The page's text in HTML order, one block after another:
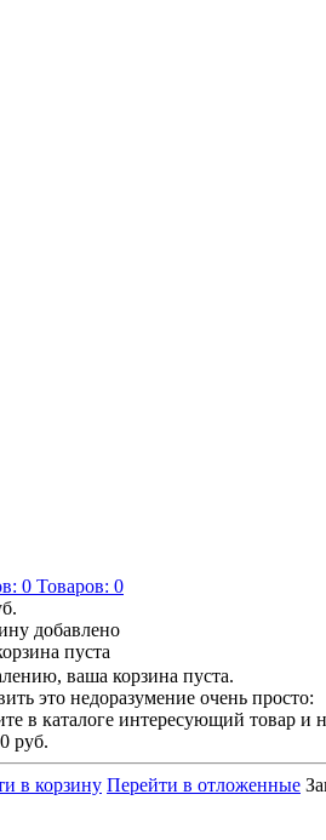
0 Товаров: 0
добавлено
пуста
ваша корзина пуста.
это недоразумение очень просто:
в каталоге интересующий товар и
0 руб.
в корзину Перейти в отложенные